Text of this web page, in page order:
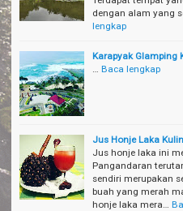
dengan alam yang
lengkap
Karapyak Glamping
Baca lengkap
Jus Honje Laka
Jus honje laka ini
Pangandaran
sendiri merupakan
buah yang merah
honje laka mera…